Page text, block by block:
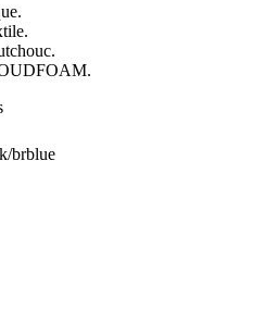
brblue